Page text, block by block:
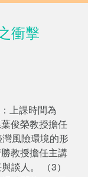
衝擊
上課時間為
俊榮教授擔任
風險環境的形
教授擔任主講
談人。 （3）